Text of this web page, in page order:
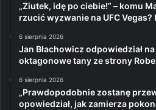
„Ziutek, idę po ciebie!” – komu
rzucić wyzwanie na UFC
6 sierpnia 2026
Jan Błachowicz odpowiedział
oktagonowe tany ze strony
6 sierpnia 2026
„Prawdopodobnie zostanę
opowiedział, jak zamierza